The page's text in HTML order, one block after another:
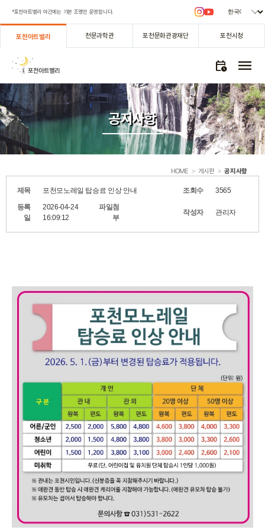
포천아트밸리 천문과학관 포천문화관광재단 포천시청
*포천아트밸리 야간에는 기본 조명만 운영합니다.
menu
calendar_clock
공지사항­
HOME > 게시판 > 공지사항­
제목 포천모노레일 탑승료 인상 안내 조회수
3565
등록
일
2026-04-24
16:09:12
파일첨
부
작성자 관리자